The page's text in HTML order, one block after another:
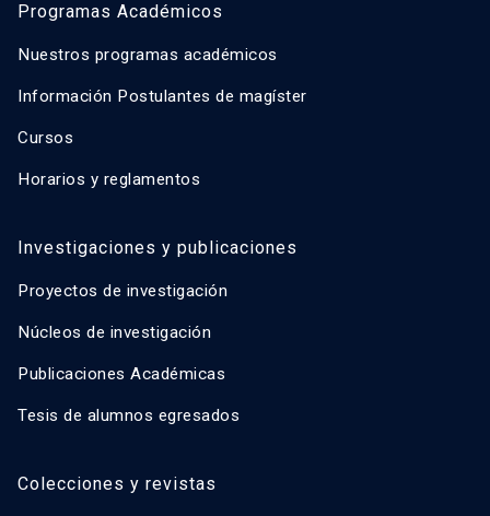
Programas Académicos
Nuestros programas académicos
Información Postulantes de magíster
Cursos
Horarios y reglamentos
Investigaciones y publicaciones
Proyectos de investigación
Núcleos de investigación
Publicaciones Académicas
Tesis de alumnos egresados
Colecciones y revistas